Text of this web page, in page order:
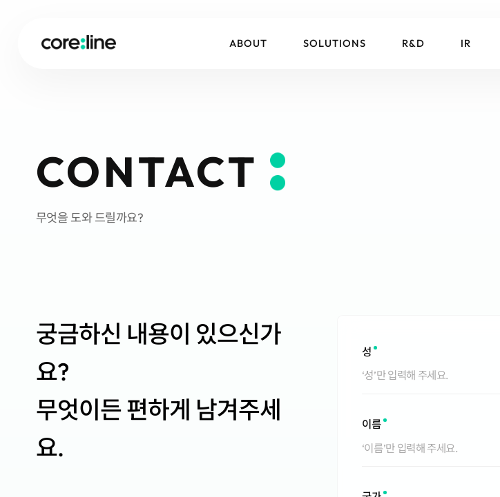
ABOUT SOLUTIONS R&D IR
CONTACT
무엇을 도와 드릴까요?
궁금하신 내용이 있으신가
요?
무엇이든 편하게 남겨주세
요.
성
이름